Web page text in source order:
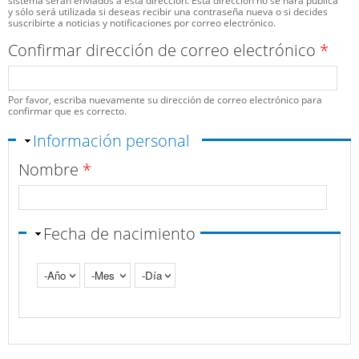
y sólo será utilizada si deseas recibir una contraseña nueva o si decides
suscribirte a noticias y notificaciones por correo electrónico.
Confirmar dirección de correo electrónico *
Por favor, escriba nuevamente su dirección de correo electrónico para
confirmar que es correcto.
Ocultar
Información personal
Nombre *
Fecha de nacimiento
Año
Mes Día